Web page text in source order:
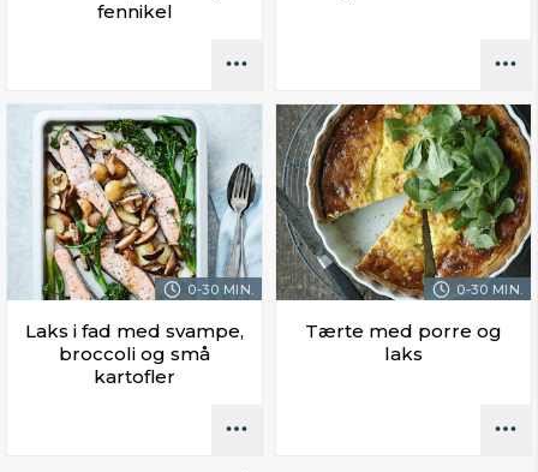
fennikel
0-30 MIN.
Laks i fad med svampe,
broccoli og små
kartofler
0-30 MIN.
Tærte med porre og
laks